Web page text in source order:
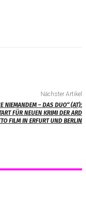
Nächster Artikel
NIEMANDEM – DAS DUO“ (AT):
FÜR NEUEN KRIMI DER ARD
FILM IN ERFURT UND BERLIN